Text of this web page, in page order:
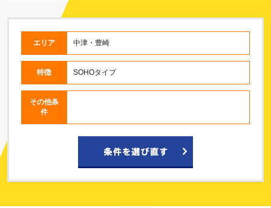
エリア 中津・豊崎
特徴 SOHOタイプ
その他条
件